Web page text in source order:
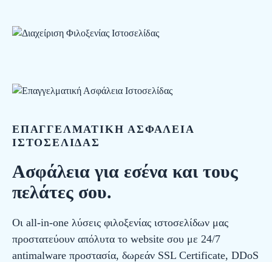
ΕΠΑΓΓΕΛΜΑΤΙΚΗ ΑΣΦΑΛΕΙΑ
ΙΣΤΟΣΕΛΙΔΑΣ
Ασφάλεια για εσένα και τους
πελάτες σου.
Οι all-in-one λύσεις φιλοξενίας ιστοσελίδων μας
προστατεύουν απόλυτα το website σου με 24/7
antimalware προστασία, δωρεάν SSL Certificate, DDoS